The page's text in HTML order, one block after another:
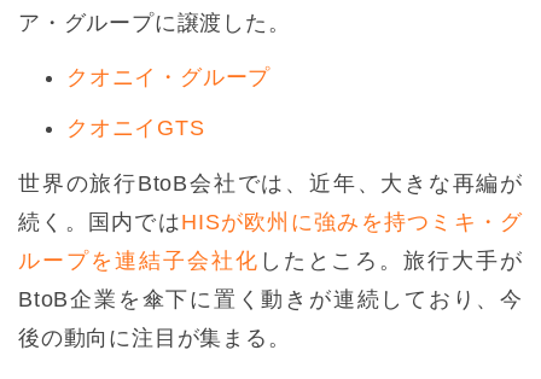
ア・グループに譲渡した。
クオニイ・グループ
クオニイGTS
世界の旅行BtoB会社では、近年、大きな再編が
続く。国内ではHISが欧州に強みを持つミキ・グ
ループを連結子会社化 したところ。旅行大手が
BtoB企業を傘下に置く動きが連続しており、今
後の動向に注目が集まる。